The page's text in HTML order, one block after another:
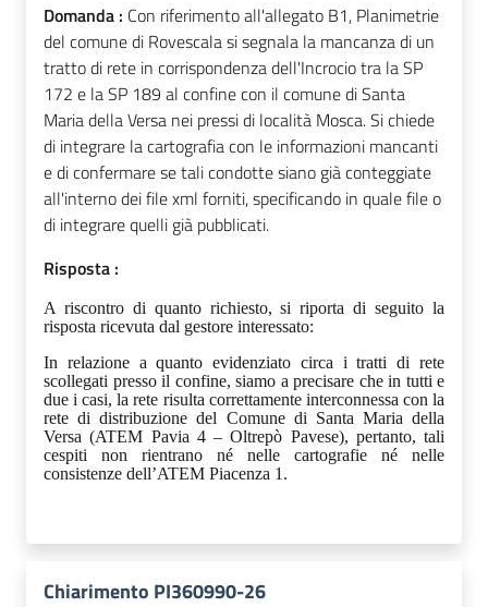
Domanda : Con riferimento all'allegato B1, Planimetrie
del comune di Rovescala si segnala la mancanza di un
tratto di rete in corrispondenza dell'Incrocio tra la SP
172 e la SP 189 al confine con il comune di Santa
Maria della Versa nei pressi di località Mosca. Si chiede
di integrare la cartografia con le informazioni mancanti
e di confermare se tali condotte siano già conteggiate
all'interno dei file xml forniti, specificando in quale file o
di integrare quelli già pubblicati.
Risposta :
A riscontro di quanto richiesto, si riporta di seguito la
risposta ricevuta dal gestore interessato:
In relazione a quanto evidenziato circa i tratti di rete
scollegati presso il confine, siamo a precisare che in tutti e
due i casi, la rete risulta correttamente interconnessa con la
rete di distribuzione del Comune di Santa Maria della
Versa (ATEM Pavia 4 – Oltrepò Pavese), pertanto, tali
cespiti non rientrano né nelle cartografie né nelle
consistenze dell’ATEM Piacenza 1.
Chiarimento PI360990-26